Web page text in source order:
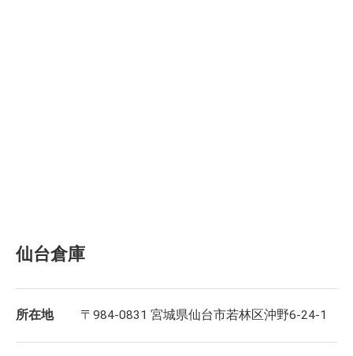
仙台倉庫
所在地 〒984-0831 宮城県仙台市若林区沖野6-24-1